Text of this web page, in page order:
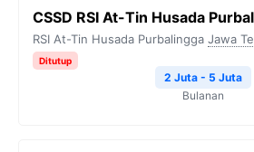
CSSD RSI At-Tin Husada
RSI At-Tin Husada Purbalingga Jawa
Ditutup
2 Juta - 5 Juta
Bulanan